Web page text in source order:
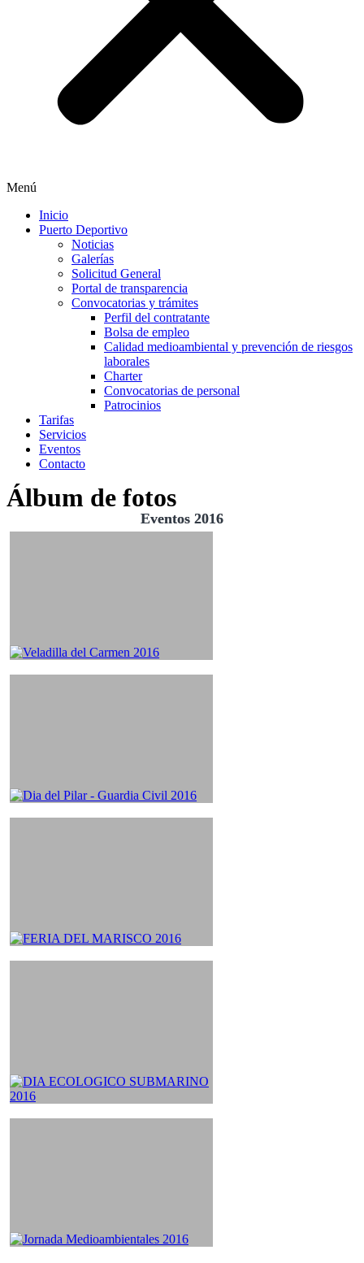
Menú
Inicio
Puerto Deportivo
Noticias
Galerías
Solicitud General
Portal de transparencia
Convocatorias y trámites
Perfil del contratante
Bolsa de empleo
Calidad medioambiental y prevención de riesgos
laborales
Charter
Convocatorias de personal
Patrocinios
Tarifas
Servicios
Eventos
Contacto
Álbum de fotos
Eventos 2016